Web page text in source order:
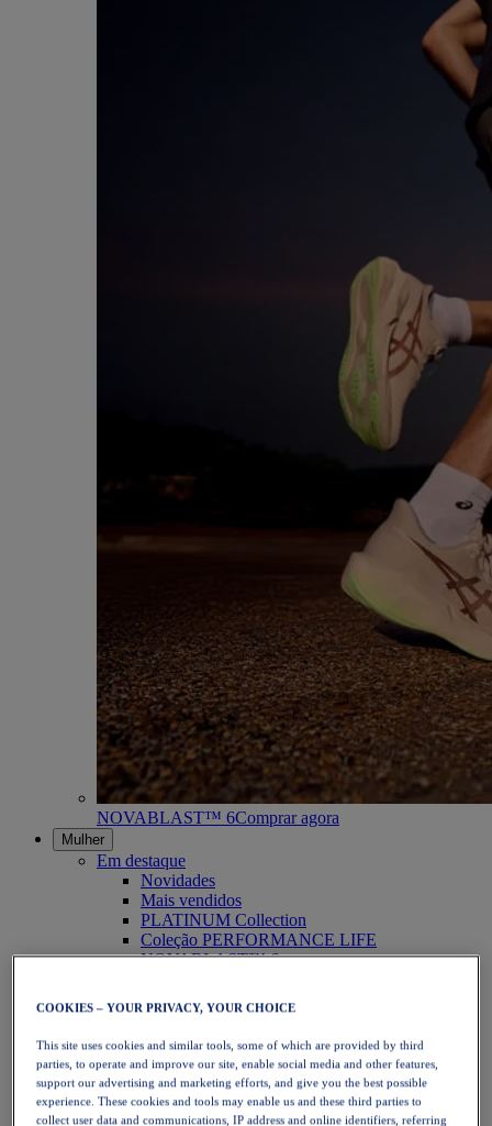
NOVABLAST™ 6Comprar agora
Mulher
Em destaque
Novidades
Mais vendidos
PLATINUM Collection
Coleção PERFORMANCE LIFE
NOVABLAST™ 6
Corrida
Corrida em trilho
Ténis
Voleibol
Andebol
Padel
Netball
COOKIES – YOUR PRIVACY, YOUR CHOICE
This site uses cookies and similar tools, some of which are provided by third
parties, to operate and improve our site, enable social media and other features,
support our advertising and marketing efforts, and give you the best possible
experience. These cookies and tools may enable us and these third parties to
collect user data and communications, IP address and online identifiers, referring